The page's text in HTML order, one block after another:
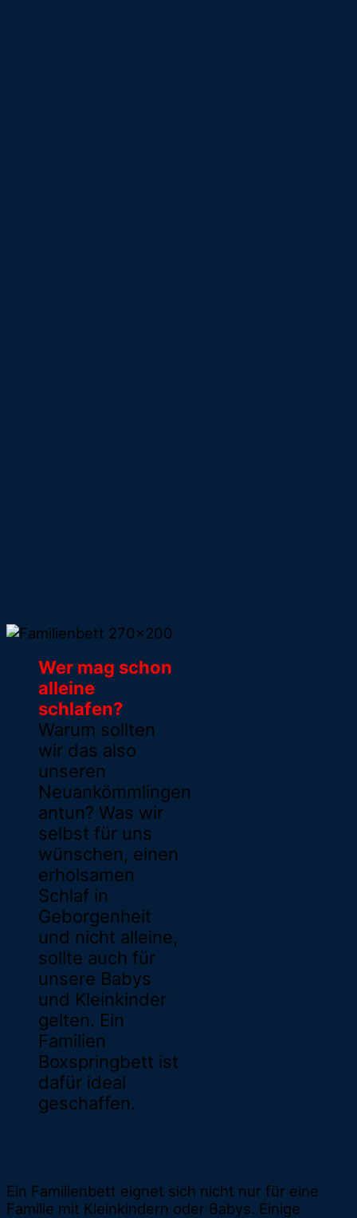
Wer mag schon
alleine
schlafen?
Warum sollten
wir das also
unseren
Neuankömmlingen
antun? Was wir
selbst für uns
wünschen, einen
erholsamen
Schlaf in
Geborgenheit
und nicht alleine,
sollte auch für
unsere Babys
und Kleinkinder
gelten. Ein
Familien
Boxspringbett ist
dafür ideal
geschaffen.
Ein Familienbett eignet sich nicht nur für eine
Familie mit Kleinkindern oder Babys. Einige